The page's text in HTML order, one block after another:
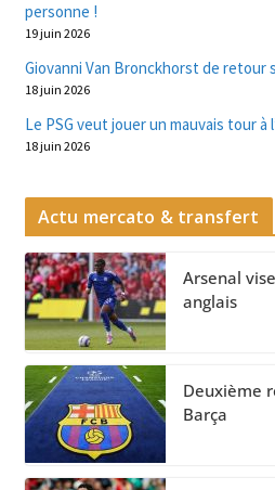
personne !
19 juin 2026
Giovanni Van Bronckhorst de retour
18 juin 2026
Le PSG veut jouer un mauvais tour à
18 juin 2026
Actu mercato & transfert
Arsenal
anglais
Deuxième
Barça